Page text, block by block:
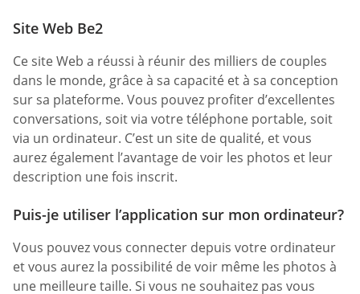
Site Web Be2
Ce site Web a réussi à réunir des milliers de couples
dans le monde, grâce à sa capacité et à sa conception
sur sa plateforme. Vous pouvez profiter d’excellentes
conversations, soit via votre téléphone portable, soit
via un ordinateur. C’est un site de qualité, et vous
aurez également l’avantage de voir les photos et leur
description une fois inscrit.
Puis-je utiliser l’application sur mon ordinateur?
Vous pouvez vous connecter depuis votre ordinateur
et vous aurez la possibilité de voir même les photos à
une meilleure taille. Si vous ne souhaitez pas vous